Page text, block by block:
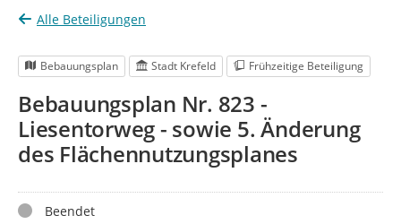
Alle Beteiligungen
Bebauungsplan Stadt Krefeld Frühzeitige Beteiligung
Bebauungsplan Nr. 823 -
Liesentorweg - sowie 5. Änderung
des Flächennutzungsplanes
StatusBeendet